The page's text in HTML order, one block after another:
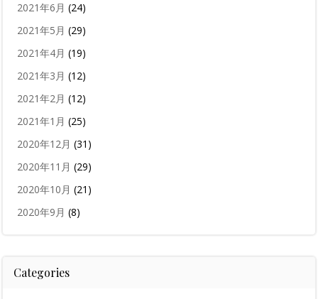
2021年6月 (24)
2021年5月 (29)
2021年4月 (19)
2021年3月 (12)
2021年2月 (12)
2021年1月 (25)
2020年12月 (31)
2020年11月 (29)
2020年10月 (21)
2020年9月 (8)
Categories